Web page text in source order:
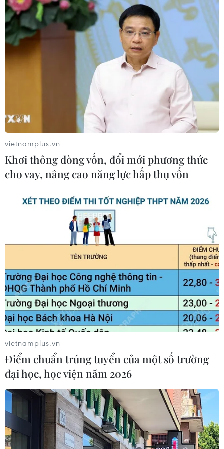
Tây Ninh cảnh báo giả mạo cơ quan
đăng ký kinh doanh để lừa đảo
doanh nghiệp
07/08/2026 08:38
Tiến "Bịp" hầu tòa trong vụ
án tổ chức sử dụng trái phép chất ma
07/08/2026 04:40
Khởi tố đối tượng giả danh Công an,
lừa đảo "chạy án" tại Đắk Lắk
06/08/2026 15:07
Cảnh sát khám xét nơi ở của Huấn
Bãi bỏ một số văn bản quy phạm
pháp luật không còn phù hợp
06/08/2026 09:59
Xem thêm
CƠ QUAN CHỦ QUẢN: THÔNG TẤN XÃ VIỆT NAM
vietnamplus.vn
Khơi thông dòng vốn, đổi mới phương thức
cho vay, nâng cao năng lực hấp thụ vốn
vietnamplus.vn
Điểm chuẩn trúng tuyển của một số trường
đại học, học viện năm 2026